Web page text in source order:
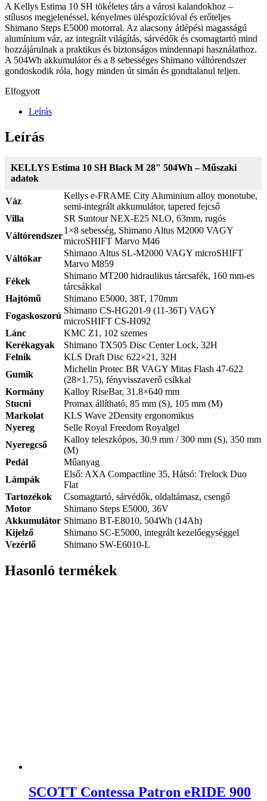
A Kellys Estima 10 SH tökéletes társ a városi kalandokhoz –
stílusos megjelenéssel, kényelmes üléspozícióval és erőteljes
Shimano Steps E5000 motorral. Az alacsony átlépési magasságú
alumínium váz, az integrált világítás, sárvédők és csomagtartó mind
hozzájárulnak a praktikus és biztonságos mindennapi használathoz.
A 504Wh akkumulátor és a 8 sebességes Shimano váltórendszer
gondoskodik róla, hogy minden út simán és gondtalanul teljen.
Elfogyott
Leírás
Leírás
KELLYS Estima 10 SH Black M 28" 504Wh – Műszaki
adatok
Váz
Kellys e-FRAME City Aluminium alloy monotube,
semi-integrált akkumulátor, tapered fejcső
Villa
SR Suntour NEX-E25 NLO, 63mm, rugós
Váltórendszer
1×8 sebesség, Shimano Altus M2000 VAGY
microSHIFT Marvo M46
Váltókar
Shimano Altus SL-M2000 VAGY microSHIFT
Marvo M859
Fékek
Shimano MT200 hidraulikus tárcsafék, 160 mm-es
tárcsákkal
Hajtómű
Shimano E5000, 38T, 170mm
Fogaskoszorú
Shimano CS-HG201-9 (11-36T) VAGY
microSHIFT CS-H092
Lánc
KMC Z1, 102 szemes
Kerékagyak
Shimano TX505 Disc Center Lock, 32H
Felnik
KLS Draft Disc 622×21, 32H
Gumik
Michelin Protec BR VAGY Mitas Flash 47-622
(28×1.75), fényvisszaverő csíkkal
Kormány
Kalloy RiseBar, 31.8×640 mm
Stucni
Promax állítható, 85 mm (S), 105 mm (M)
Markolat
KLS Wave 2Density ergonomikus
Nyereg
Selle Royal Freedom Royalgel
Nyeregcső
Kalloy teleszkópos, 30.9 mm / 300 mm (S), 350 mm
(M)
Pedál
Műanyag
Lámpák
Első: AXA Compactline 35, Hátsó: Trelock Duo
Flat
Tartozékok
Csomagtartó, sárvédők, oldaltámasz, csengő
Motor
Shimano Steps E5000, 36V
Akkumulátor Shimano BT-E8010, 504Wh (14Ah)
Kijelző
Shimano SC-E5000, integrált kezelőegységgel
Vezérlő
Shimano SW-E6010-L
Hasonló termékek
SCOTT Contessa Patron eRIDE 900